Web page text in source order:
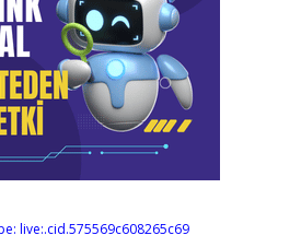
live:.cid.575569c608265c69